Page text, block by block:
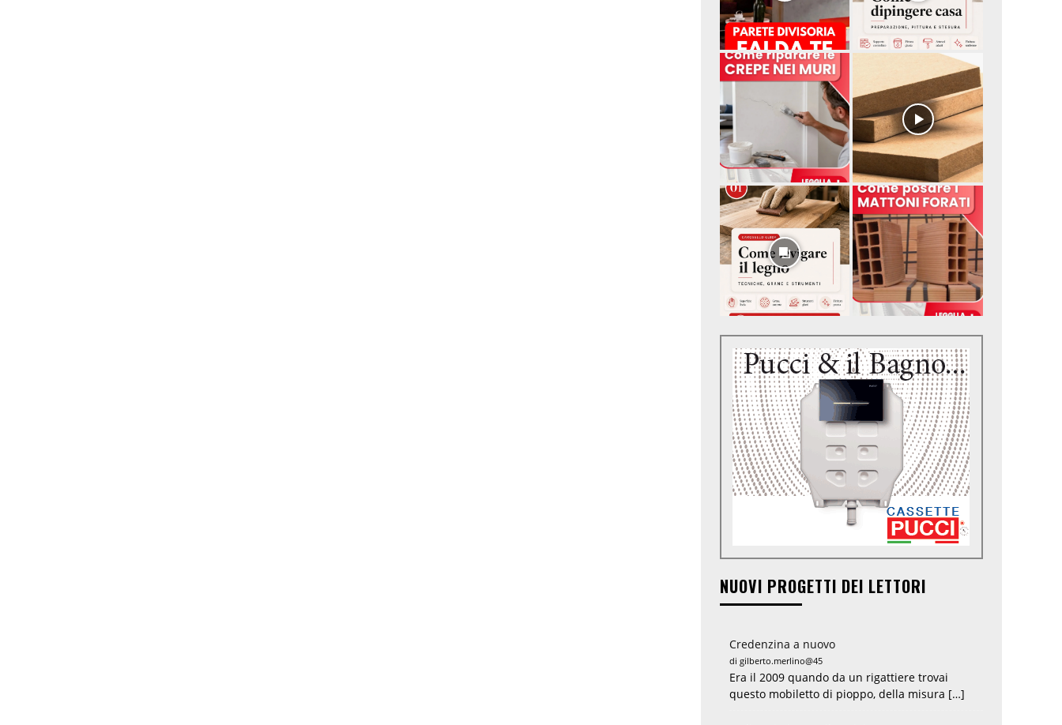
NUOVI PROGETTI DEI LETTORI
Credenzina a nuovo
di gilberto.merlino@45
Era il 2009 quando da un rigattiere trovai
questo mobiletto di pioppo, della misura […]